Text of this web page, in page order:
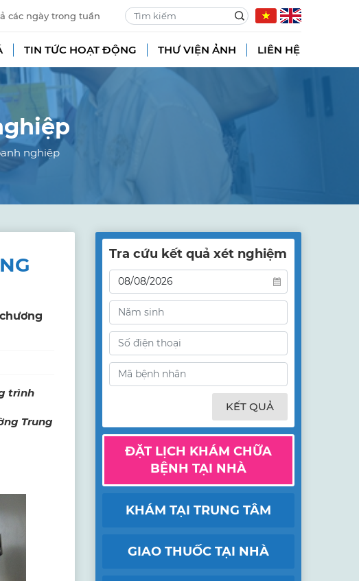
các ngày trong tuần
TIN TỨC HOẠT ĐỘNG THƯ VIỆN ẢNH LIÊN HỆ
nghiệp
trình
Trung
Tra cứu kết quả xét nghiệm
KẾT QUẢ
ĐẶT LỊCH KHÁM CHỮA
BỆNH TẠI NHÀ
KHÁM TẠI TRUNG TÂM
GIAO THUỐC TẠI NHÀ